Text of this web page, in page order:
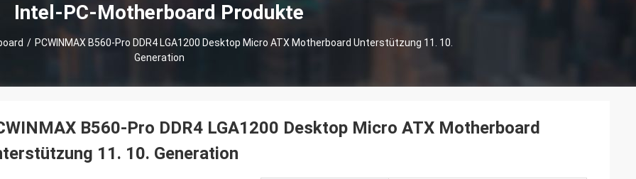
Intel-PC-Motherboard Produkte
/ PCWINMAX B560-Pro DDR4 LGA1200 Desktop Micro ATX Motherboard Unterstützung 11. 10.
Generation
B560-Pro DDR4 LGA1200 Desktop Micro ATX Motherboard
11. 10. Generation